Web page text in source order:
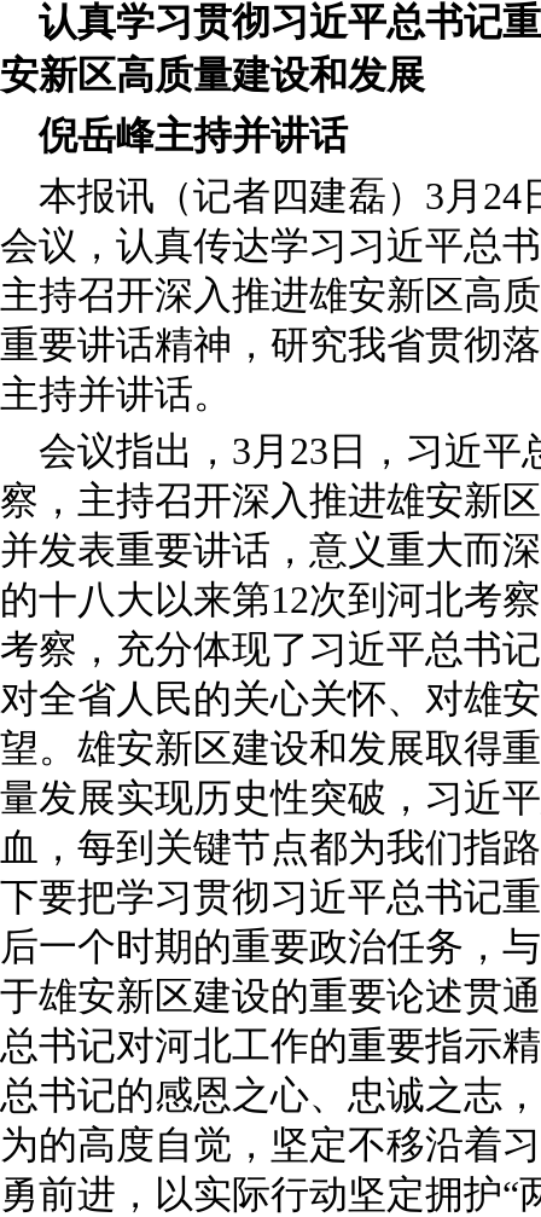
认真学习贯彻习近平总书记
安新区高质量建设和发展
倪岳峰主持并讲话
本报讯（记者四建磊）3月
会议，认真传达学习习近平总
主持召开深入推进雄安新区高
重要讲话精神，研究我省贯彻
主持并讲话。
会议指出，3月23日，习近
察，主持召开深入推进雄安新
并发表重要讲话，意义重大而
的十八大以来第12次到河北考
考察，充分体现了习近平总书
对全省人民的关心关怀、对雄
望。雄安新区建设和发展取得
量发展实现历史性突破，习近
血，每到关键节点都为我们指
下要把学习贯彻习近平总书记
后一个时期的重要政治任务，
于雄安新区建设的重要论述贯
总书记对河北工作的重要指示
总书记的感恩之心、忠诚之志
为的高度自觉，坚定不移沿着
勇前进，以实际行动坚定拥护“